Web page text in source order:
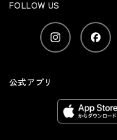
FOLLOW US
公式アプリ